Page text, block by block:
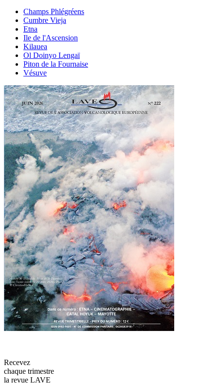
Champs Phlégréens
Cumbre Vieja
Etna
Ile de l'Ascension
Kilauea
Ol Doinyo Lengaï
Piton de la Fournaise
Vésuve
Recevez
chaque trimestre
la revue LAVE